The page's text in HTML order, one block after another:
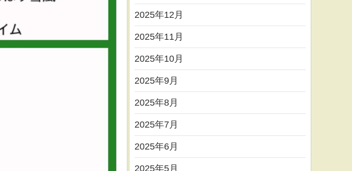
2025年12月
2025年11月
2025年10月
2025年9月
2025年8月
2025年7月
2025年6月
2025年5月